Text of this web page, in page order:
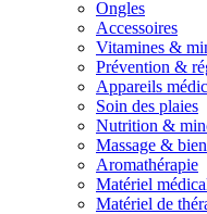
Ongles
Accessoires
Vitamines &
Prévention &
Appareils
Soin des plaies
Nutrition &
Massage &
Aromathérapie
Matériel
Matériel de